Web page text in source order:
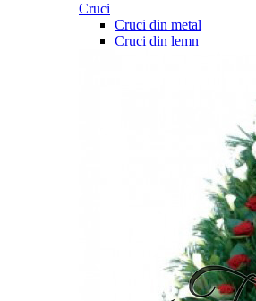
Cruci
Cruci din metal
Cruci din lemn